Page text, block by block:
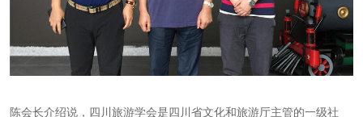
陈会长介绍说，四川旅游学会是四川省文化和旅游厅主管的一级社